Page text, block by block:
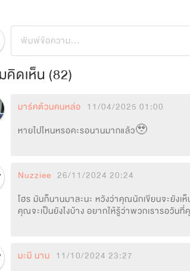
คิดเห็น (82)
มาร์คต้วนคนหล่อ 11/04/2025 01:00
หายไปไหนหรอคะรอนานมากแล้ว🥹
Nuzziee 26/11/2024 20:24
โฮร มันก็นานมาละนะ หวังว่าคุณนักเขียนจะยัง
คุณจะเป็นยังไงบ้าง อยากให้รู้ว่าพวกเรารอวัน
มะมี นาม 11/10/2024 23:27